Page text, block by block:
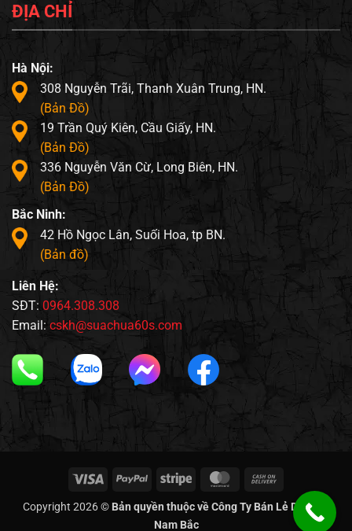
ĐỊA CHỈ
Hà Nội:
308 Nguyễn Trãi, Thanh Xuân Trung, HN.
(Bản Đồ)
19 Trần Quý Kiên, Cầu Giấy, HN.
(Bản Đồ)
336 Nguyễn Văn Cừ, Long Biên, HN.
(Bản Đồ)
Bắc Ninh:
42 Hồ Ngọc Lân, Suối Hoa, tp BN.
(Bản đồ)
Liên Hệ:
SĐT: 0964.308.308
Email: cskh@suachua60s.com
Visa PayPal Stripe MasterCard
Delivery
Copyright 2026 © Bản quyền thuộc về Công Ty Bán Lẻ Di Động
Nam Bắc